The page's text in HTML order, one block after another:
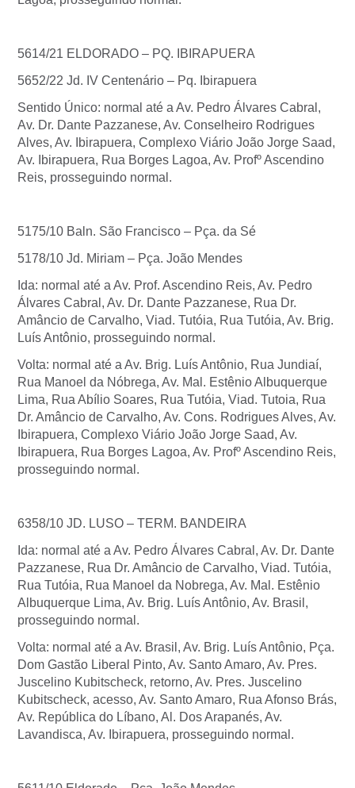
5614/21 ELDORADO – PQ. IBIRAPUERA
5652/22 Jd. IV Centenário – Pq. Ibirapuera
Sentido Único: normal até a Av. Pedro Álvares Cabral,
Av. Dr. Dante Pazzanese, Av. Conselheiro Rodrigues
Alves, Av. Ibirapuera, Complexo Viário João Jorge Saad,
Av. Ibirapuera, Rua Borges Lagoa, Av. Profº Ascendino
Reis, prosseguindo normal.
5175/10 Baln. São Francisco – Pça. da Sé
5178/10 Jd. Miriam – Pça. João Mendes
Ida: normal até a Av. Prof. Ascendino Reis, Av. Pedro
Álvares Cabral, Av. Dr. Dante Pazzanese, Rua Dr.
Amâncio de Carvalho, Viad. Tutóia, Rua Tutóia, Av. Brig.
Luís Antônio, prosseguindo normal.
Volta: normal até a Av. Brig. Luís Antônio, Rua Jundiaí,
Rua Manoel da Nóbrega, Av. Mal. Estênio Albuquerque
Lima, Rua Abílio Soares, Rua Tutóia, Viad. Tutoia, Rua
Dr. Amâncio de Carvalho, Av. Cons. Rodrigues Alves, Av.
Ibirapuera, Complexo Viário João Jorge Saad, Av.
Ibirapuera, Rua Borges Lagoa, Av. Profº Ascendino Reis,
prosseguindo normal.
6358/10 JD. LUSO – TERM. BANDEIRA
Ida: normal até a Av. Pedro Álvares Cabral, Av. Dr. Dante
Pazzanese, Rua Dr. Amâncio de Carvalho, Viad. Tutóia,
Rua Tutóia, Rua Manoel da Nobrega, Av. Mal. Estênio
Albuquerque Lima, Av. Brig. Luís Antônio, Av. Brasil,
prosseguindo normal.
Volta: normal até a Av. Brasil, Av. Brig. Luís Antônio, Pça.
Dom Gastão Liberal Pinto, Av. Santo Amaro, Av. Pres.
Juscelino Kubitscheck, retorno, Av. Pres. Juscelino
Kubitscheck, acesso, Av. Santo Amaro, Rua Afonso Brás,
Av. República do Líbano, Al. Dos Arapanés, Av.
Lavandisca, Av. Ibirapuera, prosseguindo normal.